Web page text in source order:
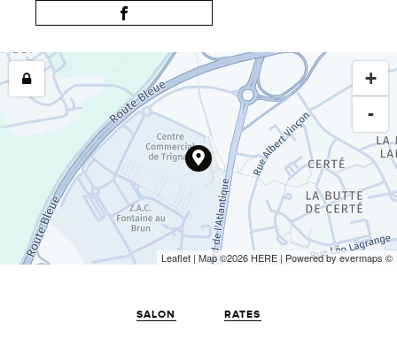
+
-
Leaflet | Map ©2026 HERE | Powered byevermaps ©
SALON RATES